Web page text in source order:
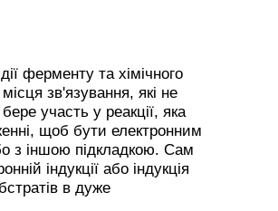
ферменту та хімічного
зв'язування, які не
участь у реакції, яка
щоб бути електронним
з іншою підкладкою. Сам
індукції або індукція
в дуже